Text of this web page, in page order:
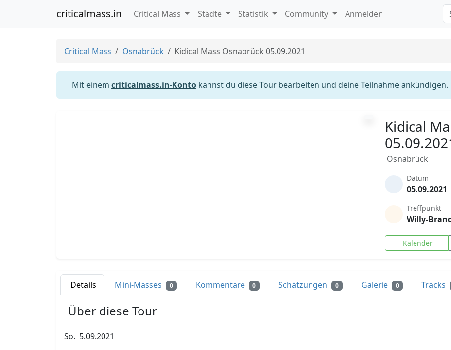
criticalmass.in Critical Mass Städte Statistik Community Anmelden
Critical Mass Osnabrück Kidical Mass Osnabrück 05.09.2021
Mit einem criticalmass.in-Konto kannst du diese Tour bearbeiten und deine Teilnahme ankündigen.
Kidical
Osnabrück
Datum
05.09.2021
Treffpunkt
Willy-
Kalender
Details Mini-Masses 0 Kommentare 0 Schätzungen 0 Galerie 0 Tracks
Über diese Tour
So. 5.09.2021